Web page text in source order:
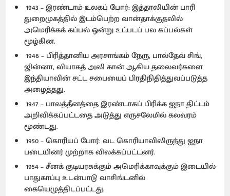
1943 – இரண்டாம் உலகப் போர்: இத்தாலியின் பாரி
துறைமுகத்தில் இடம்பெற்ற வான்தாக்குதலில்
அமெரிக்கக் கப்பல் ஒன்று உட்படப் பல கப்பல்கள்
மூழ்கின.
1946 – பிரித்தானிய அரசாங்கம் நேரு, பால்தேவ் சிங்,
ஜின்னா, லியாகத் அலி கான் ஆகிய தலைவர்களை
இந்தியாவின் சட்ட சபையைப் பிரதிநிதித்துவப்படுத்த
அழைத்தது.
1947 – பாலத்தீனத்தை இரண்டாகப் பிரிக்க ஐநா திட்டம்
அறிவிக்கப்பட்டதை அடுத்து எருசலேமில் கலவரம்
மூண்டது.
1950 – கொரியப் போர்: வட கொரியாவிலிருந்து ஐநா
படையினர் முற்றாக விலக்கப்பட்டனர்.
1954 – சீனக் குடியரசுக்கும் அமெரிக்காவுக்கும் இடையில்
பாதுகாப்பு உடன்பாடு வாசிங்டனில்
கையெழுத்திடப்பட்டது.